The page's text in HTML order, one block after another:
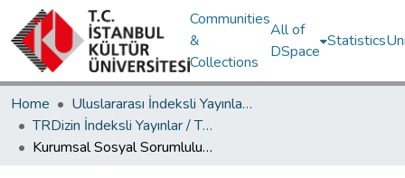
Communities
&
Collections
All of
DSpace
Statistics
Home
Uluslararası İndeksli Yayınlar / International Indexed Publications
TRDizin İndeksli Yayınlar / TRDizin Indexed Publications
Kurumsal Sosyal Sorumluluk Algısının Marka Vefasına Etkisinde Marka Aşkının Aracılık Rolü